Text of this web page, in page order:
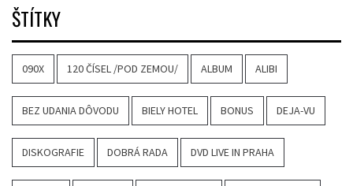
ŠTÍTKY
090X 120 ČÍSEL /POD ZEMOU/ ALBUM ALIBI
BEZ UDANIA DÔVODU BIELY HOTEL BONUS DEJA-VU
DISKOGRAFIE DOBRÁ RADA DVD LIVE IN PRAHA